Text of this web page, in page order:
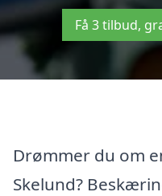
Få 3 tilbud,
Drømmer du om
Skelund?